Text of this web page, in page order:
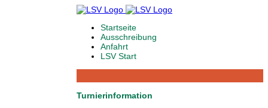
Startseite
Ausschreibung
Anfahrt
LSV Start
Turnierinformation